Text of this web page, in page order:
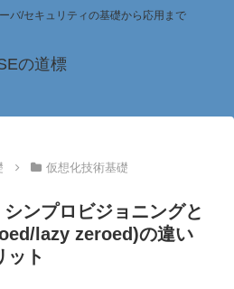
バ/セキュリティの基礎から応用まで
の道標
仮想化技術基礎
シンプロビジョニングと
lazy zeroed)の違い
ット